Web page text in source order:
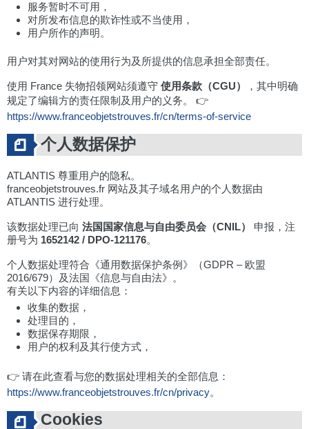
服务暂时不可用，
对所发布信息的欺诈性或不当使用，
用户所作的声明。
用户对其对网站的使用行为及所提供的信息承担全部责任。
使用 France 失物招领网站须遵守 使用条款（CGU）
，其中明确
规定了编辑方的责任限制及用户的义务。 👉
https://www.franceobjetstrouves.fr/cn/terms-of-service
个人数据保护
ATLANTIS 尊重用户的隐私。
franceobjetstrouves.fr 网站及其子域名用户的个人数据由
ATLANTIS 进行处理。
该数据处理已向 法国国家信息与自由委员会（CNIL）
申报，注
册号为 1652142 / DPO-121176。
个人数据处理符合《通用数据保护条例》（GDPR – 欧盟
2016/679）及法国《信息与自由法》。
有关以下内容的详细信息：
收集的数据，
处理目的，
数据保存期限，
用户的权利及其行使方式，
👉 请在此查看与您的数据处理相关的全部信息：
https://www.franceobjetstrouves.fr/cn/privacy。
Cookies